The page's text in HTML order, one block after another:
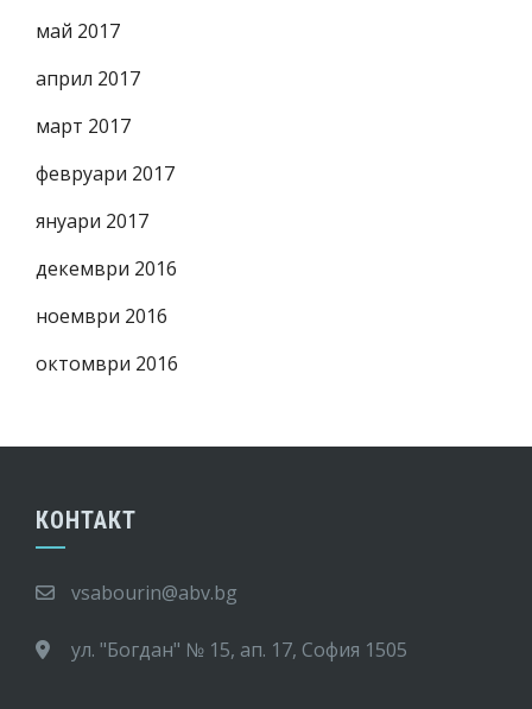
май 2017
април 2017
март 2017
февруари 2017
януари 2017
декември 2016
ноември 2016
октомври 2016
КОНТАКТ
vsabourin@abv.bg
ул. "Богдан" № 15, ап. 17, София 1505